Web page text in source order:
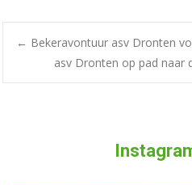
← Bekeravontuur asv Dronten
asv Dronten op pad naar